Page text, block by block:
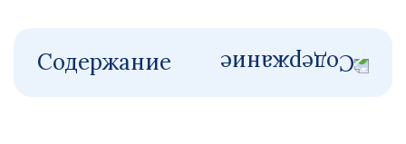
Содержание